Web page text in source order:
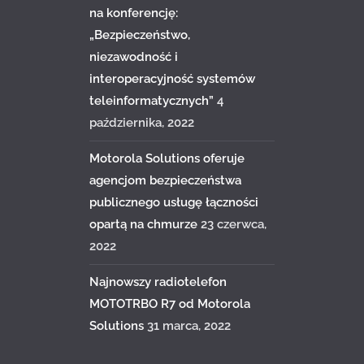
na konferencję:
„Bezpieczeństwo,
niezawodność i
interoperacyjność systemów
teleinformatycznych” 4
października, 2022
Motorola Solutions oferuje
agencjom bezpieczeństwa
publicznego usługę łączności
opartą na chmurze 23 czerwca,
2022
Najnowszy radiotelefon
MOTOTRBO R7 od Motorola
Solutions 31 marca, 2022